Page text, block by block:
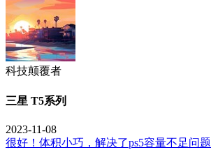
科技颠覆者
三星 T5系列
2023-11-08
很好！体积小巧，解决了ps5容量不足问题